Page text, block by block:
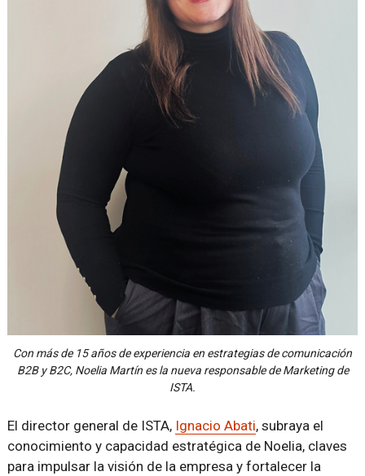
Con más de 15 años de experiencia en estrategias de comunicación
B2B y B2C, Noelia Martín es la nueva responsable de Marketing de
ISTA.
El director general de ISTA, Ignacio Abati, subraya el
conocimiento y capacidad estratégica de Noelia, claves
para impulsar la visión de la empresa y fortalecer la